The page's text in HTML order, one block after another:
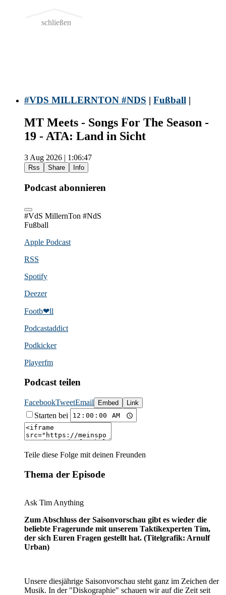
schließen
#VDS MILLERNTON #NDS | Fußball |
MT Meets - Songs For The Season -
19 - ATA: Land in Sicht
3 Aug 2026 | 1:06:47
Rss Share Info
Podcast abonnieren
#VdS MillernTon #NdS
Fußball
Apple Podcast
RSS
Spotify
Deezer
Footb❤ll
Podcast­addict
Podkicker
Playerfm
Podcast teilen
FacebookTweetEmail Embed Link
Starten bei
Teile diese Folge mit deinen Freunden
Thema der Episode
Ask Tim Anything
Zum Abschluss der Saisonvorschau gibt es wieder die
beliebte Fragerunde mit unserem Taktikexperten Tim,
der sich Euren Fragen gestellt hat. (Titelgrafik: Arnulf
Urban)
Unsere diesjährige Saisonvorschau steht ganz im Zeichen der
Musik. In der "Diskographie" schauen wir auf die Zeit seit